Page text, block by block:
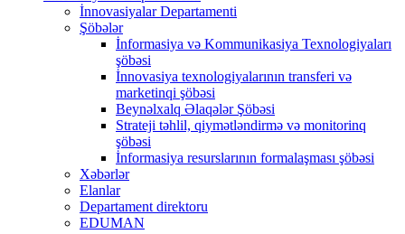
İnnovasiyalar Departamenti
Şöbələr
İnformasiya və Kommunikasiya Texnologiyaları
şöbəsi
İnnovasiya texnologiyalarının transferi və
marketinqi şöbəsi
Beynəlxalq Əlaqələr Şöbəsi
Strateji təhlil, qiymətləndirmə və monitorinq
şöbəsi
İnformasiya resurslarının formalaşması şöbəsi
Xəbərlər
Elanlar
Departament direktoru
EDUMAN